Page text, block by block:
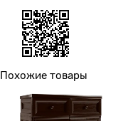
Похожие товары